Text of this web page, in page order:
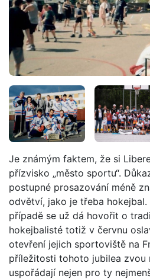
Je známým faktem, že si
přízvisko „město sportu“.
postupné prosazování méně
odvětví, jako je třeba
případě se už dá hovořit o
hokejbalisté totiž v červnu
otevření jejich sportoviště na
příležitosti tohoto jubilea zvou
uspořádají nejen pro ty